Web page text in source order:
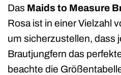
Das Maids to Measure
Rosa ist in einer Vielzahl
um sicherzustellen, dass
Brautjungfern das
beachte die